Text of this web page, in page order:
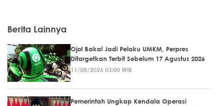
Berita Lainnya
Ojol Bakal Jadi Pelaku UMKM, Perpres
Ditargetkan Terbit Sebelum 17 Agustus 2026
11/08/2026 03:00 WIB
Pemerintah Ungkap Kendala Operasi